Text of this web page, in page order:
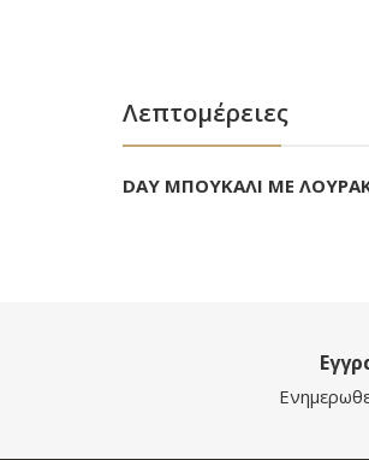
Λεπτομέρειες
DAY ΜΠΟΥΚΑΛΙ ME